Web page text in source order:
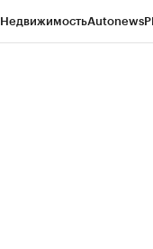
НедвижимостьAutonews